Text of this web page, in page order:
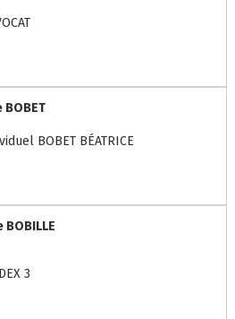
BOBET
BOBET BÉATRICE
BOBILLE
3